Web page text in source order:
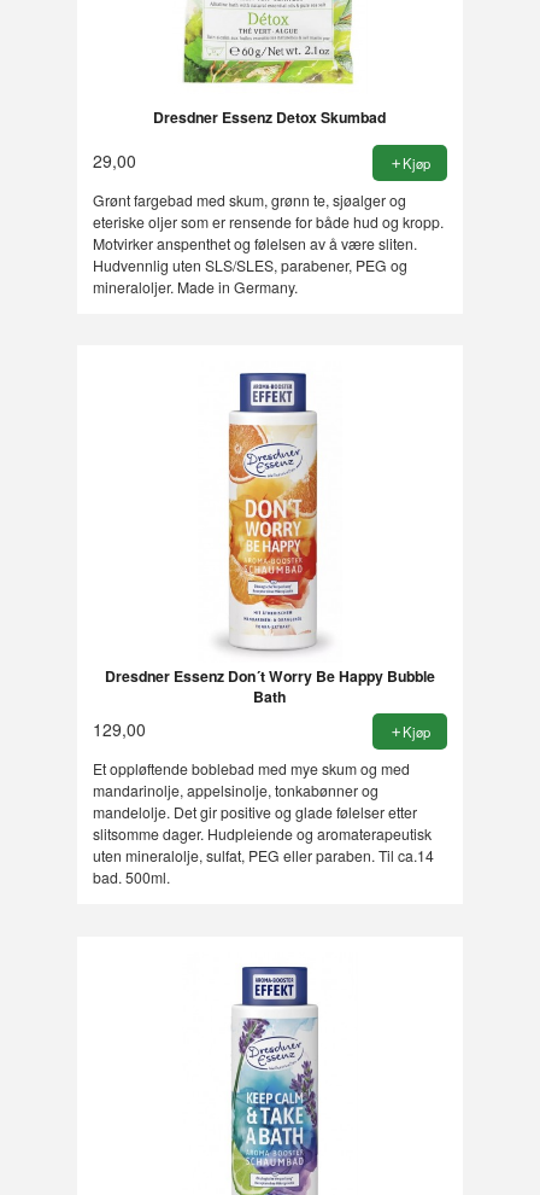
Dresdner Essenz Detox Skumbad
29,00 Kjøp
Grønt fargebad med skum, grønn te, sjøalger og
eteriske oljer som er rensende for både hud og kropp.
Motvirker anspenthet og følelsen av å være sliten.
Hudvennlig uten SLS/SLES, parabener, PEG og
mineraloljer. Made in Germany.
Dresdner Essenz Don´t Worry Be Happy Bubble
Bath
129,00 Kjøp
Et oppløftende boblebad med mye skum og med
mandarinolje, appelsinolje, tonkabønner og
mandelolje. Det gir positive og glade følelser etter
slitsomme dager. Hudpleiende og aromaterapeutisk
uten mineralolje, sulfat, PEG eller paraben. Til ca.14
bad. 500ml.